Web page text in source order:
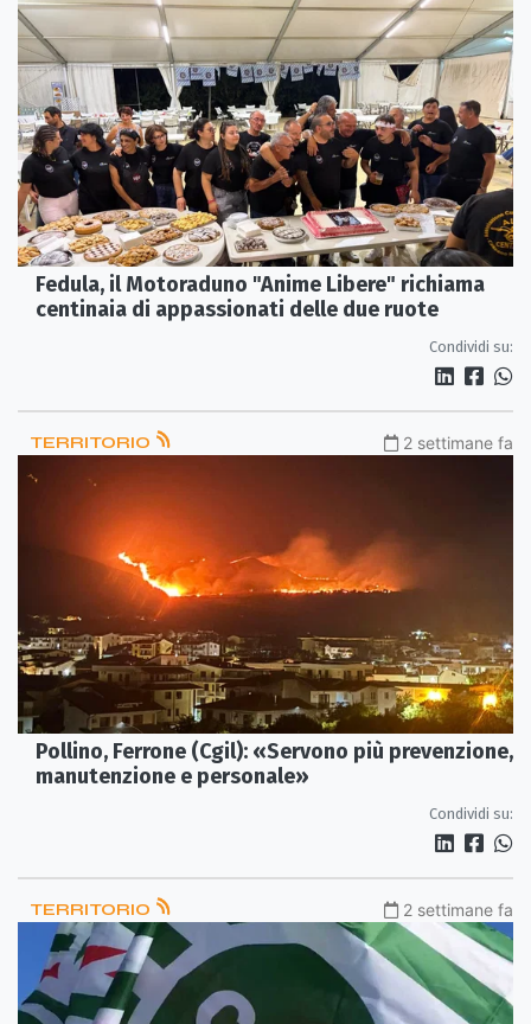
Fedula, il Motoraduno "Anime Libere" richiama
centinaia di appassionati delle due ruote
Condividi su:
TERRITORIO 2 settimane fa
Pollino, Ferrone (Cgil): «Servono più prevenzione,
manutenzione e personale»
Condividi su:
TERRITORIO 2 settimane fa